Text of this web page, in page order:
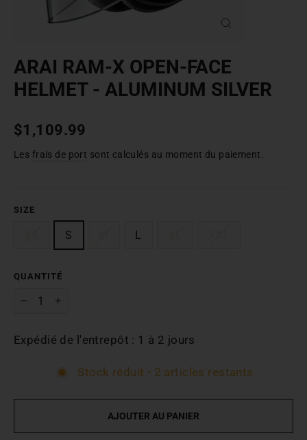
ARAI RAM-X OPEN-FACE
HELMET - ALUMINUM SILVER
Prix
$1,109.99
Les frais de port sont calculés au moment du paiement.
SIZE
S L
QUANTITÉ
Expédié de l'entrepôt : 1 à 2 jours
Stock réduit - 2 articles restants
AJOUTER AU PANIER